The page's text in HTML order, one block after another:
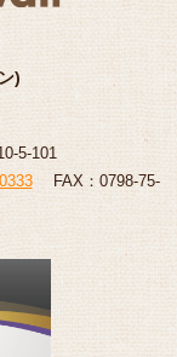
)
5-101
FAX：0798-75-